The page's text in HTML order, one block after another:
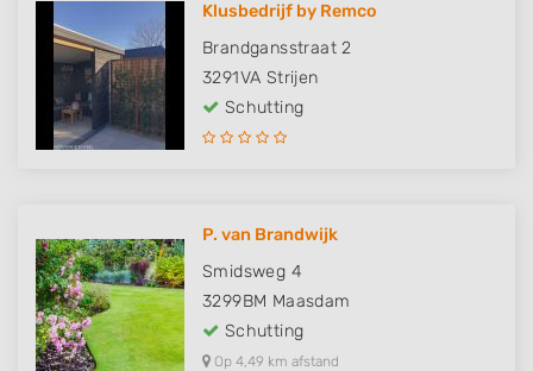
Klusbedrijf by Remco
Brandgansstraat 2
3291VA Strijen
Schutting
P. van Brandwijk
Smidsweg 4
3299BM Maasdam
Schutting
Op 4,49 km afstand